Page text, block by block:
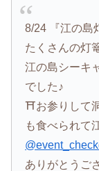
8/24 『江の島
たくさんの灯
江の島シーキ
でした♪
⛩お参りして
も食べられて
ありがとうご